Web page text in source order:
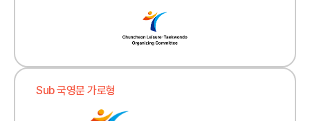
Sub 국영문 가로형